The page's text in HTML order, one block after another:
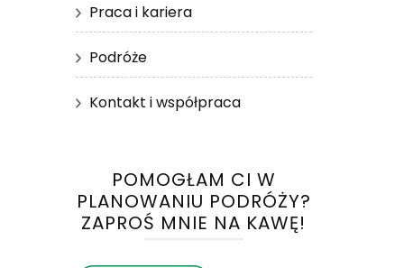
Praca i kariera
Podróże
Kontakt i współpraca
POMOGŁAM CI W
PLANOWANIU PODRÓŻY?
ZAPROŚ MNIE NA KAWĘ!